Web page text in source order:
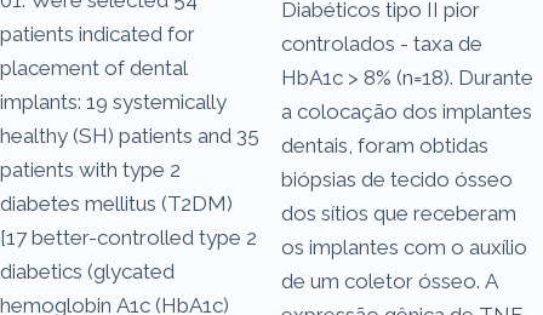
patients indicated for
placement of dental
implants: 19 systemically
healthy (SH) patients and 35
patients with type 2
diabetes mellitus (T2DM)
[17 better-controlled type 2
diabetics (glycated
hemoglobin A1c (HbA1c)
Diabéticos tipo II pior
controlados - taxa de
HbA1c > 8% (n=18). Durante
a colocação dos implantes
dentais, foram obtidas
biópsias de tecido ósseo
dos sítios que receberam
os implantes com o auxílio
de um coletor ósseo. A